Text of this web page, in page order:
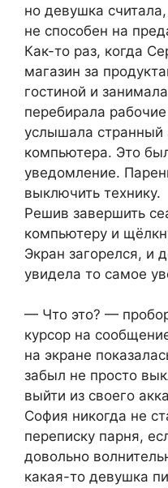
но девушка
не способен на
Как-то раз, когда
магазин за
гостиной и
перебирала
услышала странный
компьютера. Это
уведомление.
выключить технику.
Решив завершить
компьютеру и
Экран загорелся, и
увидела то самое
— Что это? —
курсор на
на экране
забыл не просто
выйти из своего
София никогда не
переписку парня,
довольно
какая-то девушка